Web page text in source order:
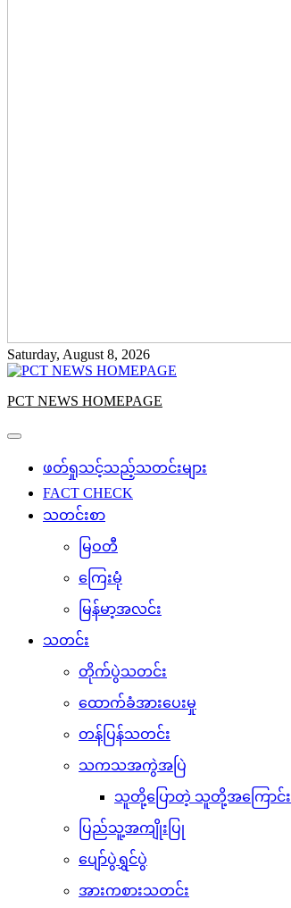
Saturday, August 8, 2026
PCT NEWS HOMEPAGE
ဖတ်ရှုသင့်သည့်သတင်းများ
FACT CHECK
သတင်းစာ
မြဝတီ
ကြေးမုံ
မြန်မာ့အလင်း
သတင်း
တိုက်ပွဲသတင်း
ထောက်ခံအားပေးမှု
တန်ပြန်သတင်း
သကသအကွဲအပြဲ
သူတို့ပြောတဲ့ သူတို့အကြောင်း
ပြည်သူ့အကျိုးပြု
ပျော်ပွဲရွှင်ပွဲ
အားကစားသတင်း